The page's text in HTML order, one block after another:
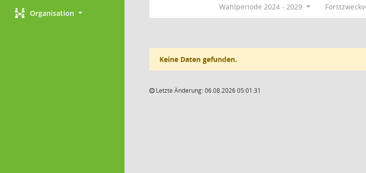
Organisation
Wahlperiode 2024 - 2029
Keine Daten gefunden.
Letzte Änderung: 06.08.2026 05:01:31